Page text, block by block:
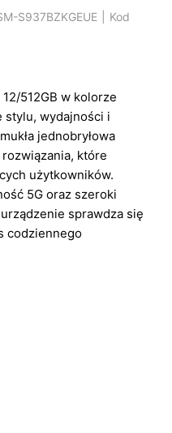
S937BZKGEUE | Kod
512GB w kolorze
stylu, wydajności i
jednobryłowa
które
użytkowników.
5G oraz szeroki
sprawdza się
codziennego